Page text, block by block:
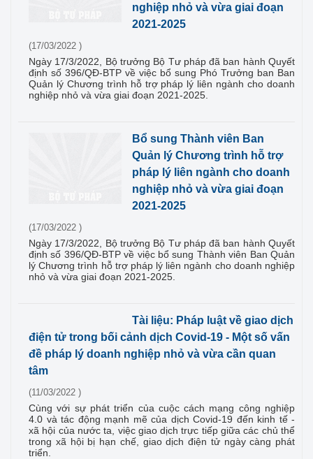
nghiệp nhỏ và vừa giai đoạn
2021-2025
(17/03/2022 )
Ngày 17/3/2022, Bộ trưởng Bộ Tư pháp đã ban hành Quyết
định số 396/QĐ-BTP về việc bổ sung Phó Trưởng ban Ban
Quản lý Chương trình hỗ trợ pháp lý liên ngành cho doanh
nghiệp nhỏ và vừa giai đoạn 2021-2025.
Bổ sung Thành viên Ban
Quản lý Chương trình hỗ trợ
pháp lý liên ngành cho doanh
nghiệp nhỏ và vừa giai đoạn
2021-2025
(17/03/2022 )
Ngày 17/3/2022, Bộ trưởng Bộ Tư pháp đã ban hành Quyết
định số 396/QĐ-BTP về việc bổ sung Thành viên Ban Quản
lý Chương trình hỗ trợ pháp lý liên ngành cho doanh nghiệp
nhỏ và vừa giai đoạn 2021-2025.
Tài liệu: Pháp luật về giao dịch
điện tử trong bối cảnh dịch Covid-19 - Một số vấn
đề pháp lý doanh nghiệp nhỏ và vừa cần quan
tâm
(11/03/2022 )
Cùng với sự phát triển của cuộc cách mạng công nghiệp
4.0 và tác động mạnh mẽ của dịch Covid-19 đến kinh tế -
xã hội của nước ta, việc giao dịch trực tiếp giữa các chủ thể
trong xã hội bị hạn chế, giao dịch điện tử ngày càng phát
triển.